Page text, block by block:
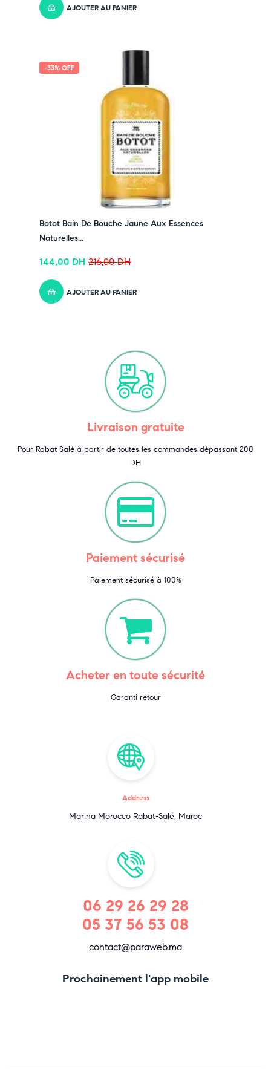
AJOUTER AU PANIER
-33% OFF
Botot Bain De Bouche Jaune Aux Essences
Naturelles...
216,00DH
144,00 DH
AJOUTER AU PANIER
Livraison gratuite
Pour Rabat Salé à partir de toutes les commandes dépassant 200
DH
Paiement sécurisé
Paiement sécurisé à 100%
Acheter en toute sécurité
Garanti retour
Address
Marina Morocco Rabat-Salé, Maroc
06 29 26 29 28
05 37 56 53 08
contact@paraweb.ma
Prochainement l'app mobile